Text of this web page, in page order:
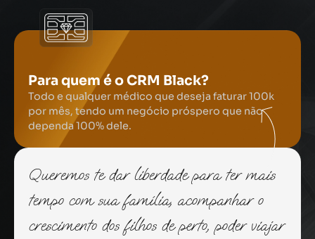
Para quem é o CRM Black?
Todo e qualquer médico que deseja faturar 100k
por mês, tendo um negócio próspero que não
dependa 100% dele.
Queremos te dar liberdade para ter mais
tempo com sua família, acompanhar o
crescimento dos filhos de perto, poder viajar